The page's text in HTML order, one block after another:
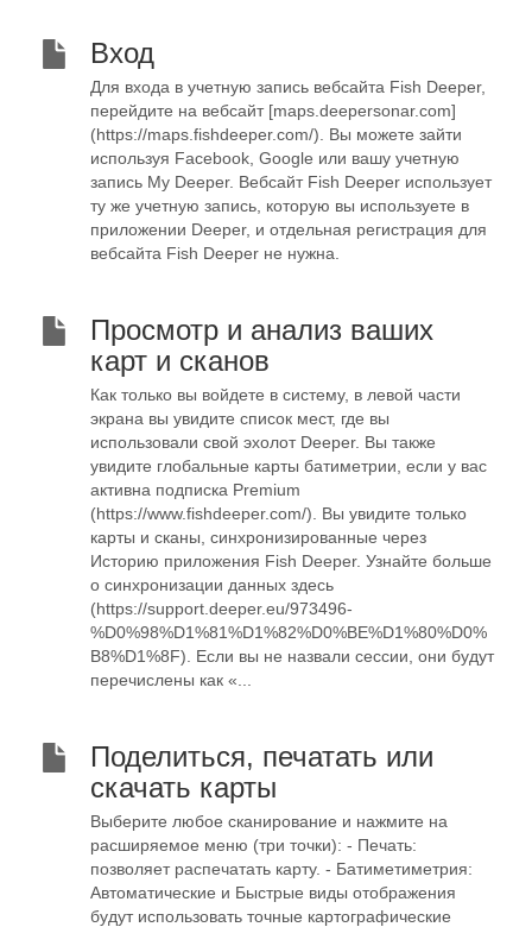
Вход
Для входа в учетную запись вебсайта Fish Deeper,
перейдите на вебсайт [maps.deepersonar.com]
(https://maps.fishdeeper.com/). Вы можете зайти
используя Facebook, Google или вашу учетную
запись My Deeper. Вебсайт Fish Deeper использует
ту же учетную запись, которую вы используете в
приложении Deeper, и отдельная регистрация для
вебсайта Fish Deeper не нужна.
Просмотр и анализ ваших
карт и сканов
Как только вы войдете в систему, в левой части
экрана вы увидите список мест, где вы
использовали свой эхолот Deeper. Вы также
увидите глобальные карты батиметрии, если у вас
активна подписка Premium
(https://www.fishdeeper.com/). Вы увидите только
карты и сканы, синхронизированные через
Историю приложения Fish Deeper. Узнайте больше
о синхронизации данных здесь
(https://support.deeper.eu/973496-
%D0%98%D1%81%D1%82%D0%BE%D1%80%D0%
B8%D1%8F). Если вы не назвали сессии, они будут
перечислены как «...
Поделиться, печатать или
скачать карты
Выберите любое сканирование и нажмите на
расширяемое меню (три точки): - Печать:
позволяет распечатать карту. - Батиметиметрия:
Автоматические и Быстрые виды отображения
будут использовать точные картографические